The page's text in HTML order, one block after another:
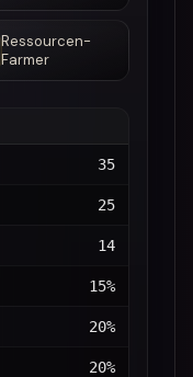
Ressourcen-
Farmer
35
25
14
15%
20%
20%